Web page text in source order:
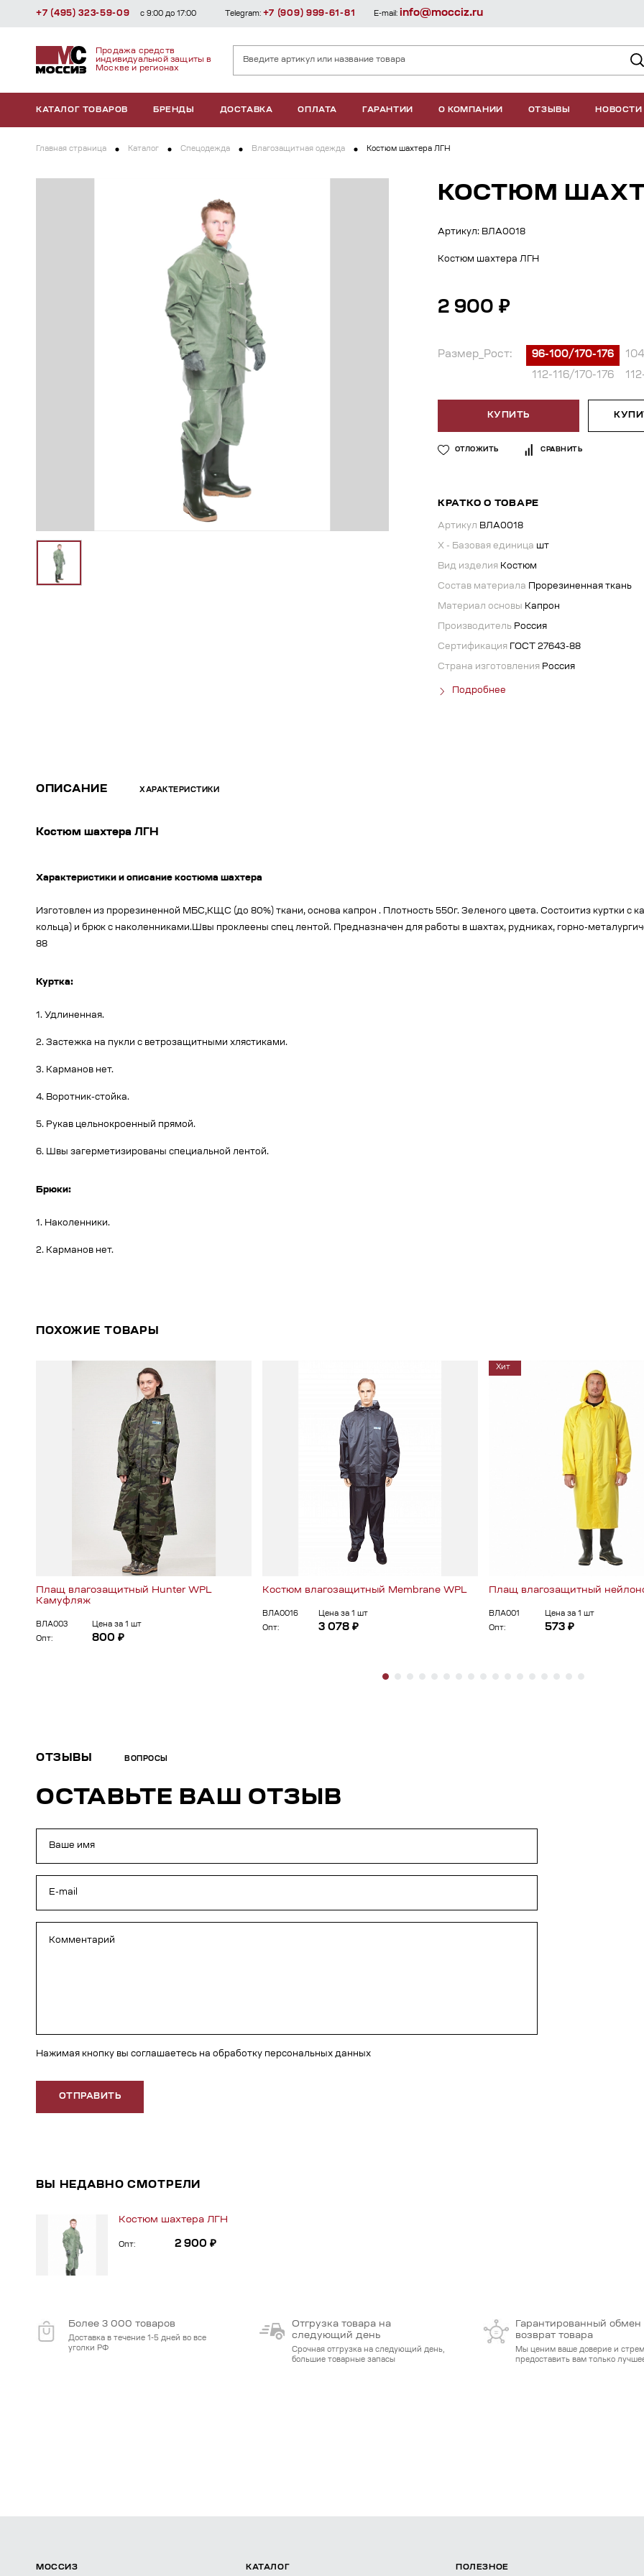
Продажа средств
индивидуальной защиты в
Москве и регионах
КАТАЛОГ ТОВАРОВ БРЕНДЫ ДОСТАВКА ОПЛАТА ГАРАНТИИ О КОМПАНИИ ОТЗЫВЫ НОВОСТИ
+7 (495) 323-59-09 с 9:00 до 17:00 Telegram: +7 (909) 999-61-81 E-mail: info@mocciz.ru
Главная страница Каталог Спецодежда Влагозащитная одежда Костюм шахтера ЛГН
КОСТЮМ
Артикул: ВЛА0018
Костюм шахтера ЛГН
2 900 ₽
Размер_Рост: 96-100/170-176
112-116/170-176
КУПИТЬ
ОТЛОЖИТЬ СРАВНИТЬ
КРАТКО О ТОВАРЕ
Артикул ВЛА0018
X - Базовая единица шт
Вид изделия Костюм
Состав материала Прорезиненная ткань
Материал основы Капрон
Производитель Россия
Сертификация ГОСТ 27643-88
Страна изготовления Россия
Подробнее
ОПИСАНИЕ ХАРАКТЕРИСТИКИ
Костюм шахтера ЛГН
Характеристики и описание костюма шахтера
Изготовлен из прорезиненной МБС,КЩС (до 80%) ткани, основа капрон . Плотность 550г. Зеленого цвета. Состоитиз куртки с
кольца) и брюк с наколенниками.Швы проклеены спец лентой. Предназначен для работы в шахтах, рудниках, горно-
88
Куртка:
1. Удлиненная.
2. Застежка на пукли с ветрозащитными хлястиками.
3. Карманов нет.
4. Воротник-стойка.
5. Рукав цельнокроенный прямой.
6. Швы загерметизированы специальной лентой.
Брюки:
1. Наколенники.
2. Карманов нет.
ПОХОЖИЕ ТОВАРЫ
Плащ влагозащитный Hunter WPL
Камуфляж
ВЛА003
Цена за 1 шт
Опт:
800 ₽
Костюм влагозащитный Membrane WPL
ВЛА0016
Цена за 1 шт
Опт:
3 078 ₽
Хит
Плащ влагозащитный
ВЛА001
Цена за 1 шт
Опт:
573 ₽
ОТЗЫВЫ ВОПРОСЫ
ОСТАВЬТЕ ВАШ ОТЗЫВ
Нажимая кнопку вы соглашаетесь на обработку персональных данных
ОТПРАВИТЬ
ВЫ НЕДАВНО СМОТРЕЛИ
Костюм шахтера ЛГН
Опт: 2 900 ₽
Более 3 000 товаров
Доставка в течение 1-5 дней во все
уголки РФ
Отгрузка товара на
следующий день
Срочная отгрузка на следующий день,
большие товарные запасы
Гарантированный обмен
возврат товара
Мы ценим ваше доверие и
предоставить вам только
МОССИЗ КАТАЛОГ ПОЛЕЗНОЕ